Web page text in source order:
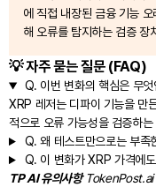
에 직접 내장된 금융 기능
해 오류를 탐지하는 검증 장치
💡 자주 묻는 질문 (FAQ)
Q. 이번 변화의 핵심은 무
XRP 레저는 디파이 기능을 만
적으로 오류 가능성을 검증하
Q. 왜 테스트만으로는 부족
Q. 이 변화가 XRP 가격에
TP AI 유의사항TokenPost.ai